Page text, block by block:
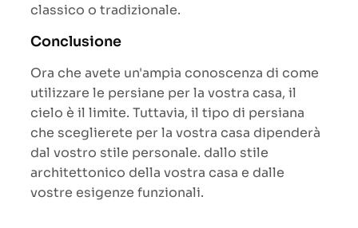
classico o tradizionale.
Conclusione
Ora che avete un'ampia conoscenza di come
utilizzare le persiane per la vostra casa, il
cielo è il limite. Tuttavia, il tipo di persiana
che sceglierete per la vostra casa dipenderà
dal vostro stile personale. dallo stile
architettonico della vostra casa e dalle
vostre esigenze funzionali.